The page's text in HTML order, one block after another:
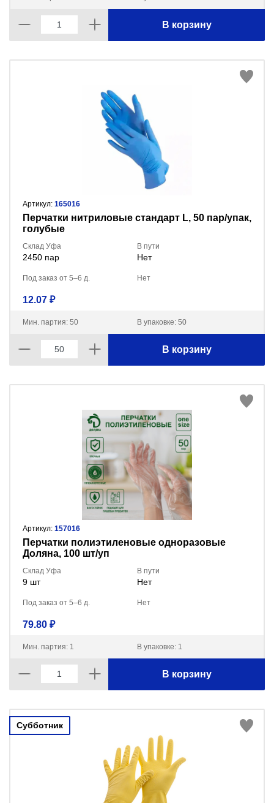
В корзину
Артикул: 165016
Перчатки нитриловые стандарт L, 50 пар/упак,
голубые
Склад Уфа
2450 пар
В пути
Нет
Под заказ от 5–6 д. Нет
12.07 ₽
Мин. партия: 50 В упаковке: 50
В корзину
Артикул: 157016
Перчатки полиэтиленовые одноразовые
Доляна, 100 шт/уп
Склад Уфа
9 шт
В пути
Нет
Под заказ от 5–6 д. Нет
79.80 ₽
Мин. партия: 1 В упаковке: 1
В корзину
Субботник